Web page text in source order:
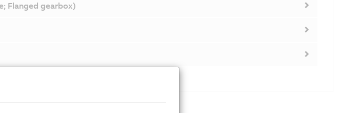
Flanged gearbox)